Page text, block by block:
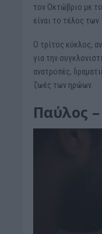
τον Οκτώβριο με
είναι το τέλος
Ο τρίτος κύκλος,
για την
ανατροπές,
ζωές των ηρώων.
Παύλος –